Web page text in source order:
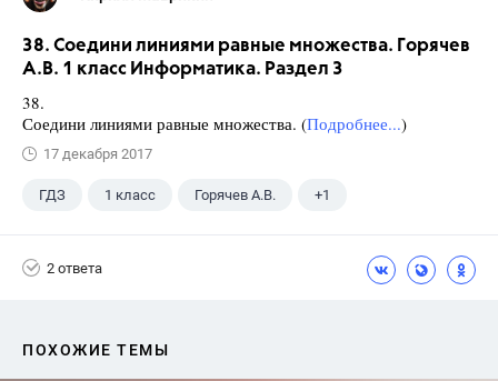
38. Соедини линиями равные множества. Горячев
А.В. 1 класс Информатика. Раздел 3
38.
Соедини линиями равные множества. (Подробнее...)
17 декабря 2017
ГДЗ 1 класс Горячев А.В. +1
2 ответа
ПОХОЖИЕ ТЕМЫ